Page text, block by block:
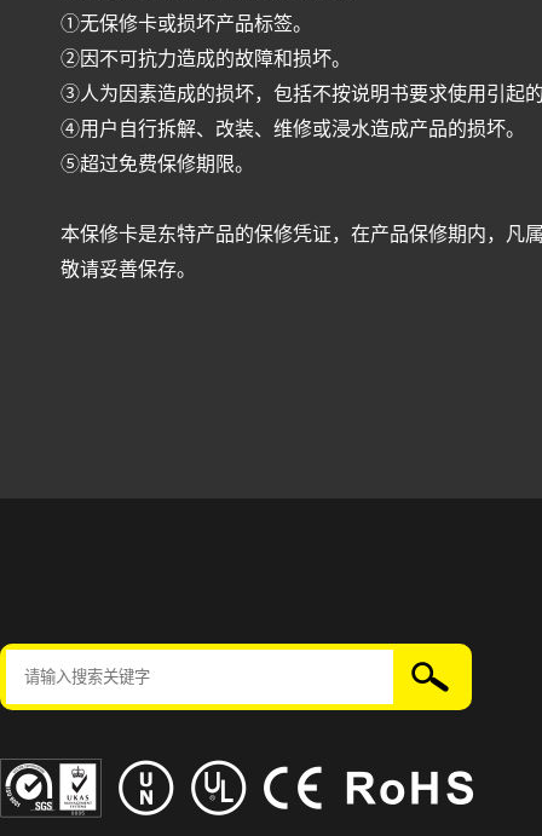
①无保修卡或损坏产品标签。
②因不可抗力造成的故障和损坏。
③人为因素造成的损坏，包括不按说明书要求使用引起
④用户自行拆解、改装、维修或浸水造成产品的损坏。
⑤超过免费保修期限。
本保修卡是东特产品的保修凭证，在产品保修期内，凡
敬请妥善保存。